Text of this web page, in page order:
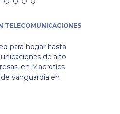
TELECOMUNICACIONES
para hogar hasta
de alto
en Macrotics
vanguardia en